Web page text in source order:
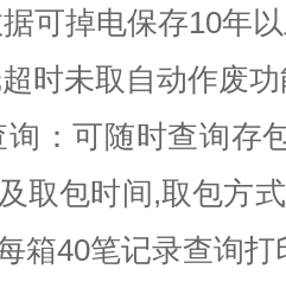
据可掉电保存10年
超时未取自动作废
询：可随时查询存
取包时间,取包方
箱40笔记录查询打